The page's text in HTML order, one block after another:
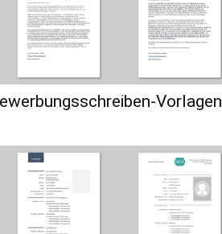
Vorlagen